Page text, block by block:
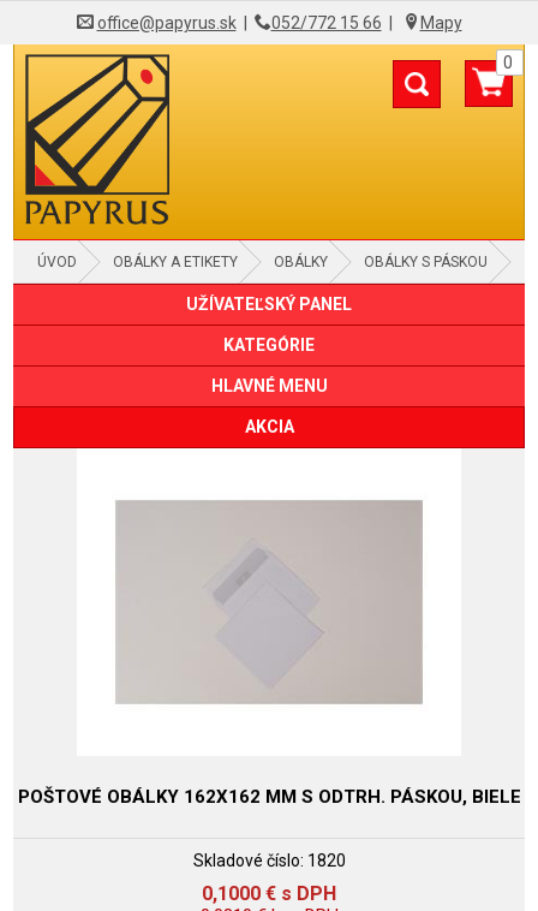
office@papyrus.sk| 052/772 15 66 Mapy
0
ÚVOD OBÁLKY A ETIKETY OBÁLKY OBÁLKY S PÁSKOU
UŽÍVATEĽSKÝ PANEL
KATEGÓRIE
HLAVNÉ MENU
AKCIA
POŠTOVÉ OBÁLKY 162X162 MM S ODTRH. PÁSKOU, BIELE
Skladové číslo: 1820
0,1000 € s DPH